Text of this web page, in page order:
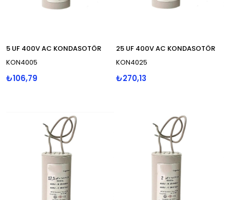
5 UF 400V AC KONDASOTÖR
KON4005
₺106,79
25 UF 400V AC KONDASOTÖR
KON4025
₺270,13